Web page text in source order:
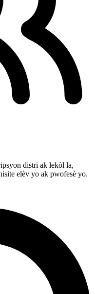
distri ak lekòl la,
elèv yo ak pwofesè yo.